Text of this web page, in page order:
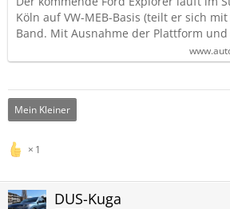
Köln auf VW-MEB-Basis (teilt er sich
Band. Mit Ausnahme der Plattform
Mein Kleiner
1
DUS-Kuga